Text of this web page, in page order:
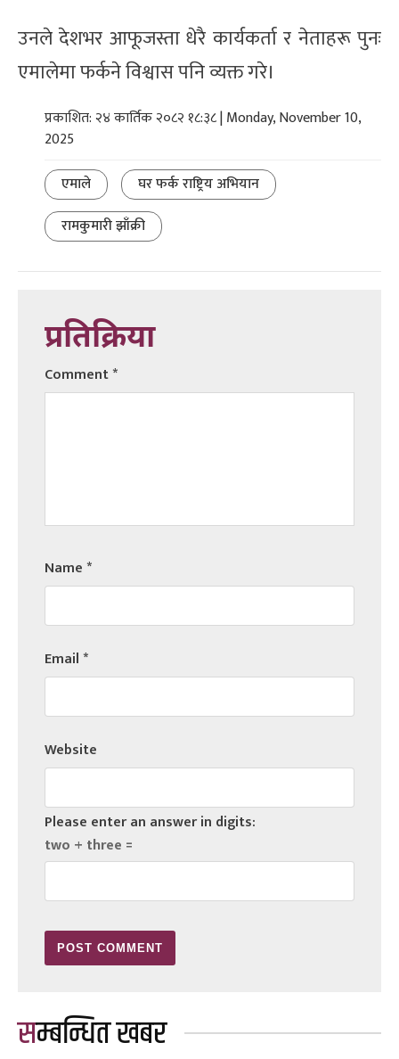
उनले देशभर आफूजस्ता धेरै कार्यकर्ता र नेताहरू पुनः
एमालेमा फर्कने विश्वास पनि व्यक्त गरे।
प्रकाशित: २४ कार्तिक २०८२ १८:३८ | Monday, November 10,
2025
एमाले
घर फर्क राष्ट्रिय अभियान
रामकुमारी झाँक्री
प्रतिक्रिया
Comment*
Name*
Email*
Website
Please enter an answer in digits:
two + three =
सम्बन्धित खबर